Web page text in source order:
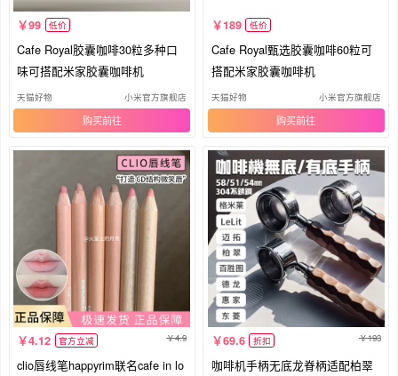
99 低价
Cafe Royal胶囊咖啡30粒多种口
味可搭配米家胶囊咖啡机
天猫好物 小米官方旗舰店
购买
189 低价
Cafe Royal甄选胶囊咖啡60粒可
搭配米家胶囊咖啡机
天猫好物 小米官方旗舰店
购买
4.12 官方立减 4.9
clio唇线笔happyrim联名cafe in lo
69.6 折扣 193
咖啡机手柄无底龙脊柄适配柏翠